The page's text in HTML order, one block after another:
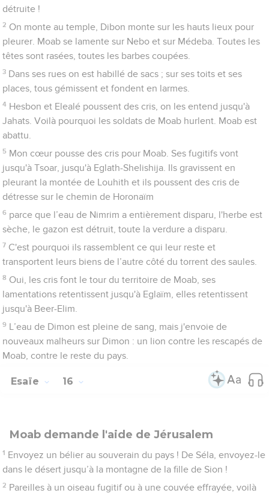
détruite !
2 On monte au temple, Dibon monte sur les hauts lieux pour
pleurer. Moab se lamente sur Nebo et sur Médeba. Toutes les
têtes sont rasées, toutes les barbes coupées.
3 Dans ses rues on est habillé de sacs ; sur ses toits et ses
places, tous gémissent et fondent en larmes.
4 Hesbon et Elealé poussent des cris, on les entend jusqu'à
Jahats. Voilà pourquoi les soldats de Moab hurlent. Moab est
abattu.
5 Mon cœur pousse des cris pour Moab. Ses fugitifs vont
jusqu'à Tsoar, jusqu'à Eglath-Shelishija. Ils gravissent en
pleurant la montée de Louhith et ils poussent des cris de
détresse sur le chemin de Horonaïm
6 parce que l’eau de Nimrim a entièrement disparu, l'herbe est
sèche, le gazon est détruit, toute la verdure a disparu.
7 C'est pourquoi ils rassemblent ce qui leur reste et
transportent leurs biens de l’autre côté du torrent des saules.
8 Oui, les cris font le tour du territoire de Moab, ses
lamentations retentissent jusqu'à Eglaïm, elles retentissent
jusqu'à Beer-Elim.
9 L’eau de Dimon est pleine de sang, mais j'envoie de
nouveaux malheurs sur Dimon : un lion contre les rescapés de
Moab, contre le reste du pays.
Esaïe 16
Moab demande l'aide de Jérusalem
1 Envoyez un bélier au souverain du pays ! De Séla, envoyez-le
dans le désert jusqu’à la montagne de la fille de Sion !
2 Pareilles à un oiseau fugitif ou à une couvée effrayée, voilà